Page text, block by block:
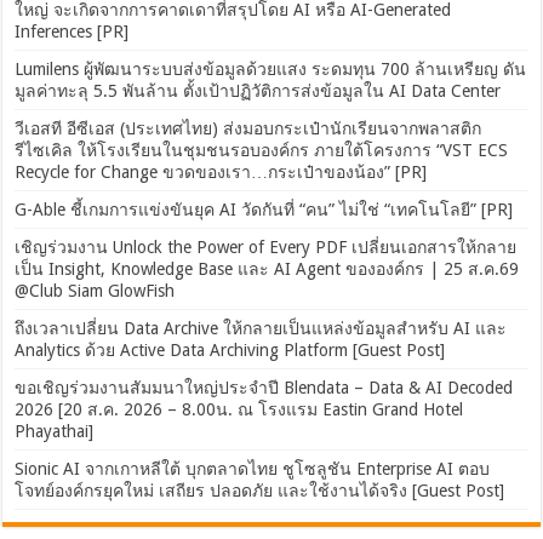
ใหญ่ จะเกิดจากการคาดเดาที่สรุปโดย AI หรือ AI-Generated
Inferences [PR]
Lumilens ผู้พัฒนาระบบส่งข้อมูลด้วยแสง ระดมทุน 700 ล้านเหรียญ ดัน
มูลค่าทะลุ 5.5 พันล้าน ตั้งเป้าปฏิวัติการส่งข้อมูลใน AI Data Center
วีเอสที อีซีเอส (ประเทศไทย) ส่งมอบกระเป๋านักเรียนจากพลาสติก
รีไซเคิล ให้โรงเรียนในชุมชนรอบองค์กร ภายใต้โครงการ “VST ECS
Recycle for Change ขวดของเรา…กระเป๋าของน้อง” [PR]
G-Able ชี้เกมการแข่งขันยุค AI วัดกันที่ “คน” ไม่ใช่ “เทคโนโลยี” [PR]
เชิญร่วมงาน Unlock the Power of Every PDF เปลี่ยนเอกสารให้กลาย
เป็น Insight, Knowledge Base และ AI Agent ขององค์กร | 25 ส.ค.69
@Club Siam GlowFish
ถึงเวลาเปลี่ยน Data Archive ให้กลายเป็นแหล่งข้อมูลสำหรับ AI และ
Analytics ด้วย Active Data Archiving Platform [Guest Post]
ขอเชิญร่วมงานสัมมนาใหญ่ประจำปี Blendata – Data & AI Decoded
2026 [20 ส.ค. 2026 – 8.00น. ณ โรงแรม Eastin Grand Hotel
Phayathai]
Sionic AI จากเกาหลีใต้ บุกตลาดไทย ชูโซลูชัน Enterprise AI ตอบ
โจทย์องค์กรยุคใหม่ เสถียร ปลอดภัย และใช้งานได้จริง [Guest Post]